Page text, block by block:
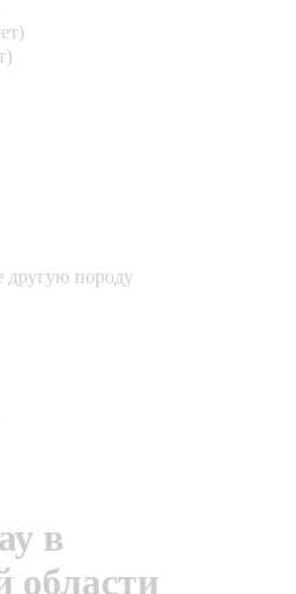
другую породу
в
области